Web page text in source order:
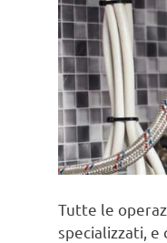
Tutte le
specializzati,